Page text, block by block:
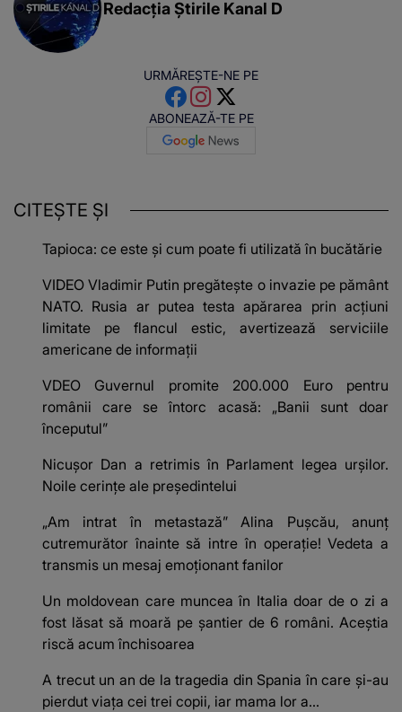
Redacția Știrile Kanal D
URMĂREȘTE-NE PE
ABONEAZĂ-TE PE
CITEȘTE ȘI
Tapioca: ce este și cum poate fi utilizată în bucătărie
VIDEO Vladimir Putin pregătește o invazie pe pământ
NATO. Rusia ar putea testa apărarea prin acțiuni
limitate pe flancul estic, avertizează serviciile
americane de informații
VDEO Guvernul promite 200.000 Euro pentru
românii care se întorc acasă: „Banii sunt doar
începutul”
Nicușor Dan a retrimis în Parlament legea urșilor.
Noile cerințe ale președintelui
„Am intrat în metastază” Alina Pușcău, anunț
cutremurător înainte să intre în operație! Vedeta a
transmis un mesaj emoționant fanilor
Un moldovean care muncea în Italia doar de o zi a
fost lăsat să moară pe şantier de 6 români. Aceștia
riscă acum închisoarea
A trecut un an de la tragedia din Spania în care și-au
pierdut viața cei trei copii, iar mama lor a…